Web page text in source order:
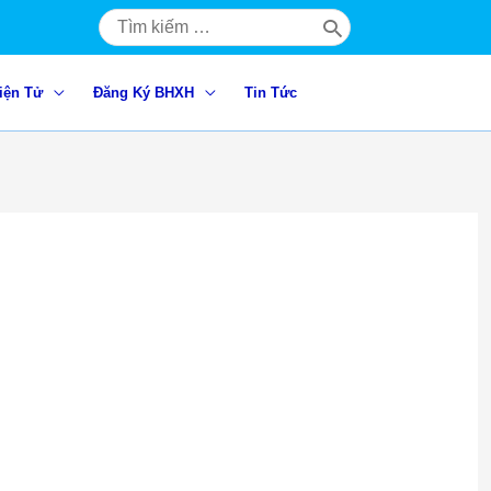
Search
for:
Tử Đăng Ký BHXH Tin Tức